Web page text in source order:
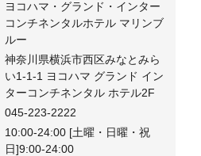
ヨコハマ・グランド・インター
コンチネンタルホテル マリンブ
ルー
神奈川県横浜市西区みなとみら
い1-1-1 ヨコハマ グランド イン
ターコンチネンタル ホテル2F
045-223-2222
10:00-24:00 [土曜・日曜・祝
日]9:00-24:00